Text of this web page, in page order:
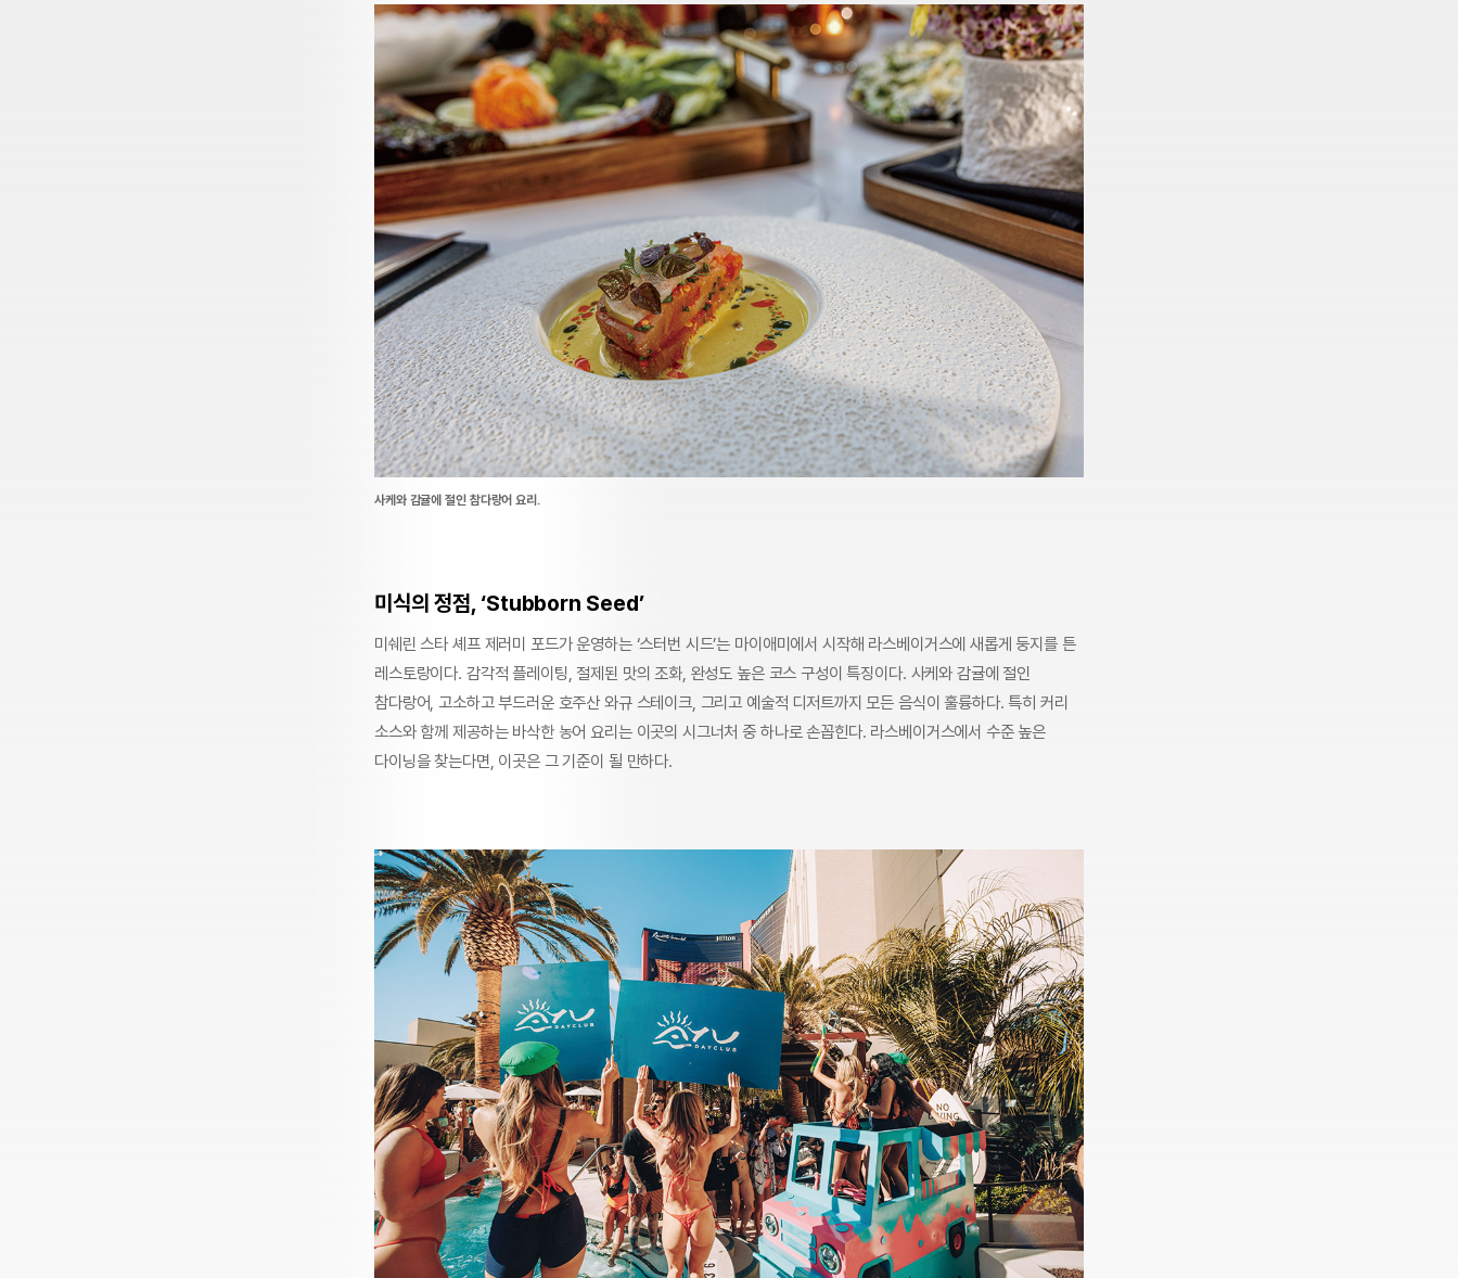
사케와 감귤에 절인 참다랑어 요리.
미식의 정점, ‘Stubborn Seed’
미쉐린 스타 셰프 제러미 포드가 운영하는 ‘스터번 시드’는 마이애미에서 시작해 라스베이거스에 새롭게 둥지를 튼
레스토랑이다. 감각적 플레이팅, 절제된 맛의 조화, 완성도 높은 코스 구성이 특징이다. 사케와 감귤에 절인
참다랑어, 고소하고 부드러운 호주산 와규 스테이크, 그리고 예술적 디저트까지 모든 음식이 훌륭하다. 특히 커리
소스와 함께 제공하는 바삭한 농어 요리는 이곳의 시그너처 중 하나로 손꼽힌다. 라스베이거스에서 수준 높은
다이닝을 찾는다면, 이곳은 그 기준이 될 만하다.